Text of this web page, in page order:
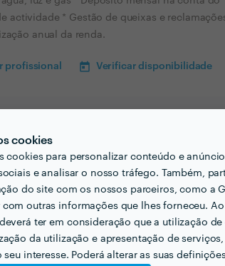
cookies
cookies para personalizar conteúdo e
e analisar o nosso tráfego. Também,
do site com os nossos parceiros, como a
outras informações que lhes forneceu.
ter em consideração que a utilização
da utilização e apresentação de
seu interesse. Poderá alterar as suas
actividade * Gestão de queixas e
anual da renda.
profissional Verificar disponibilidade